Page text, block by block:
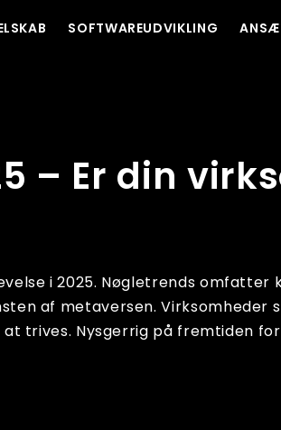
SOFTWAREUDVIKLING
– Er din
i 2025. Nøgletrends omfatter
af ​​metaversen. Virksomheder
trives. Nysgerrig på fremtiden